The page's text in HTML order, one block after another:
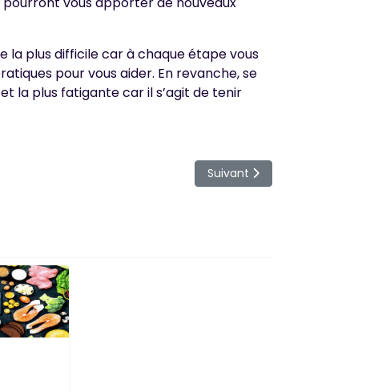
la plus difficile car à chaque étape vous
pour vous aider. En revanche, se
la plus fatigante car il s’agit de tenir
Article suivant : 2 belles
Suivant